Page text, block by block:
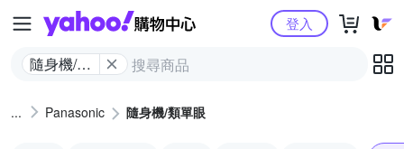
Yahoo購物中心
隨身機/類
登入
Panasonic 隨身機/類單眼